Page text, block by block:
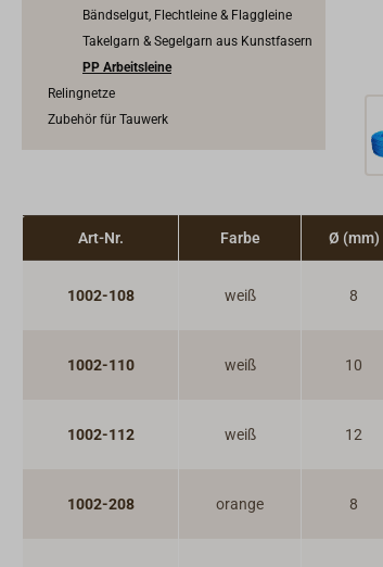
Bändselgut, Flechtleine & Flaggleine
Takelgarn & Segelgarn aus Kunstfasern
PP Arbeitsleine
Relingnetze
Zubehör für Tauwerk
Art-Nr. Farbe Ø (mm)
1002-108 weiß 8
1002-110 weiß 10
1002-112 weiß 12
1002-208 orange 8